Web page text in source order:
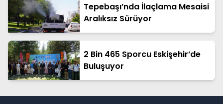
Tepebaşı’nda İlaçlama Mesaisi
Aralıksız Sürüyor
2 Bin 465 Sporcu Eskişehir’de
Buluşuyor